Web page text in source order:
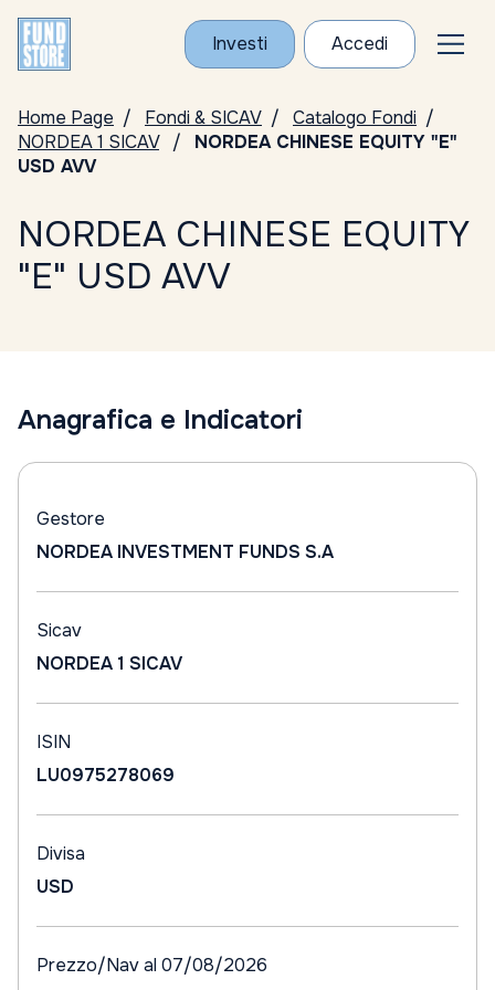
Investi Accedi
Home Page Fondi & SICAV
Catalogo Fondi
NORDEA 1 SICAV
NORDEA CHINESE EQUITY "E"
USD AVV
NORDEA CHINESE EQUITY
"E" USD AVV
Anagrafica e Indicatori
Gestore
NORDEA INVESTMENT FUNDS S.A
Sicav
NORDEA 1 SICAV
ISIN
LU0975278069
Divisa
USD
Prezzo/Nav al 07/08/2026